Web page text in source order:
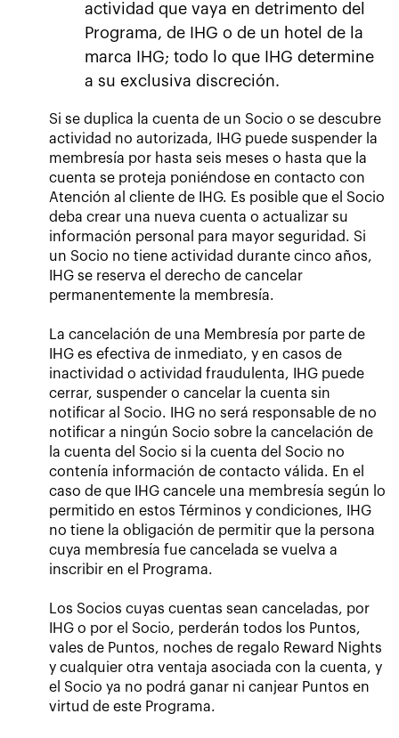
actividad que vaya en detrimento del
Programa, de IHG o de un hotel de la
marca IHG; todo lo que IHG determine
a su exclusiva discreción.
Si se duplica la cuenta de un Socio o se descubre
actividad no autorizada, IHG puede suspender la
membresía por hasta seis meses o hasta que la
cuenta se proteja poniéndose en contacto con
Atención al cliente de IHG. Es posible que el Socio
deba crear una nueva cuenta o actualizar su
información personal para mayor seguridad. Si
un Socio no tiene actividad durante cinco años,
IHG se reserva el derecho de cancelar
permanentemente la membresía.
La cancelación de una Membresía por parte de
IHG es efectiva de inmediato, y en casos de
inactividad o actividad fraudulenta, IHG puede
cerrar, suspender o cancelar la cuenta sin
notificar al Socio. IHG no será responsable de no
notificar a ningún Socio sobre la cancelación de
la cuenta del Socio si la cuenta del Socio no
contenía información de contacto válida. En el
caso de que IHG cancele una membresía según lo
permitido en estos Términos y condiciones, IHG
no tiene la obligación de permitir que la persona
cuya membresía fue cancelada se vuelva a
inscribir en el Programa.
Los Socios cuyas cuentas sean canceladas, por
IHG o por el Socio, perderán todos los Puntos,
vales de Puntos, noches de regalo Reward Nights
y cualquier otra ventaja asociada con la cuenta, y
el Socio ya no podrá ganar ni canjear Puntos en
virtud de este Programa.